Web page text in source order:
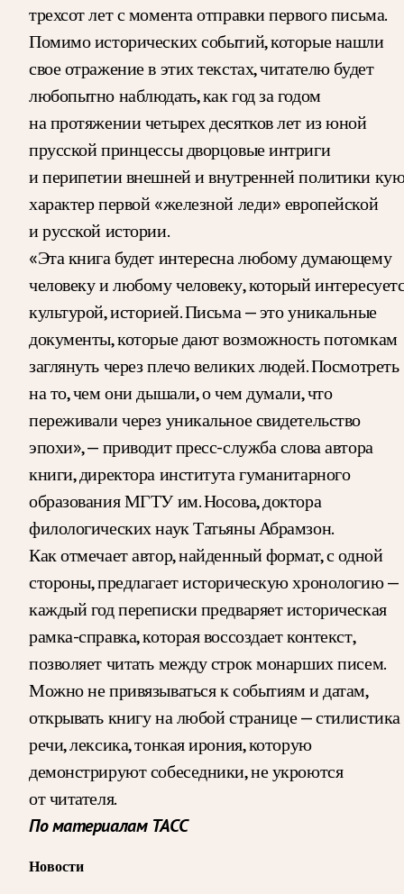
трехсот лет с момента отправки первого письма.
Помимо исторических событий, которые нашли
свое отражение в этих текстах, читателю будет
любопытно наблюдать, как год за годом
на протяжении четырех десятков лет из юной
прусской принцессы дворцовые интриги
и перипетии внешней и внутренней политики
характер первой «железной леди» европейской
и русской истории.
«Эта книга будет интересна любому думающему
человеку и любому человеку, который
культурой, историей. Письма — это уникальные
документы, которые дают возможность потомкам
заглянуть через плечо великих людей. Посмотреть
на то, чем они дышали, о чем думали, что
переживали через уникальное свидетельство
эпохи», — приводит пресс-служба слова автора
книги, директора института гуманитарного
образования МГТУ им. Носова, доктора
филологических наук Татьяны Абрамзон.
Как отмечает автор, найденный формат, с одной
стороны, предлагает историческую хронологию —
каждый год переписки предваряет историческая
рамка-справка, которая воссоздает контекст,
позволяет читать между строк монарших писем.
Можно не привязываться к событиям и датам,
открывать книгу на любой странице — стилистика
речи, лексика, тонкая ирония, которую
демонстрируют собеседники, не укроются
от читателя.
По материалам ТАСС
Новости